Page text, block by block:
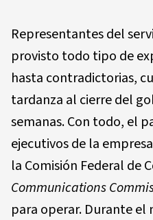
Representantes del
provisto todo tipo de
hasta contradictorias,
tardanza al cierre del
semanas. Con todo, el
ejecutivos de la
la Comisión Federal de
Communications
para operar. Durante el